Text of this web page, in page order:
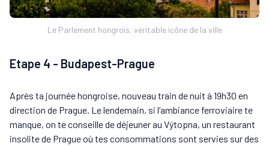
Le Parlement hongrois, véritable icône de la ville
Etape 4 - Budapest-Prague
Après ta journée hongroise, nouveau train de nuit à 19h30 en
direction de Prague. Le lendemain, si l’ambiance ferroviaire te
manque, on te conseille de déjeuner au Výtopna, un restaurant
insolite de Prague où tes consommations sont servies sur des